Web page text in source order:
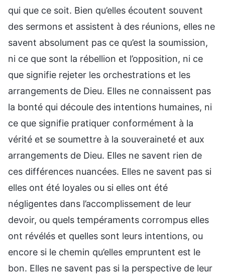
qui que ce soit. Bien qu’elles écoutent souvent
des sermons et assistent à des réunions, elles ne
savent absolument pas ce qu’est la soumission,
ni ce que sont la rébellion et l’opposition, ni ce
que signifie rejeter les orchestrations et les
arrangements de Dieu. Elles ne connaissent pas
la bonté qui découle des intentions humaines, ni
ce que signifie pratiquer conformément à la
vérité et se soumettre à la souveraineté et aux
arrangements de Dieu. Elles ne savent rien de
ces différences nuancées. Elles ne savent pas si
elles ont été loyales ou si elles ont été
négligentes dans l’accomplissement de leur
devoir, ou quels tempéraments corrompus elles
ont révélés et quelles sont leurs intentions, ou
encore si le chemin qu’elles empruntent est le
bon. Elles ne savent pas si la perspective de leur